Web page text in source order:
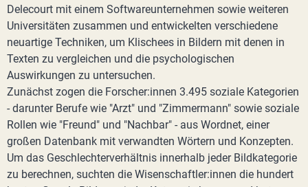
Delecourt mit einem Softwareunternehmen sowie weiteren
Universitäten zusammen und entwickelten verschiedene
neuartige Techniken, um Klischees in Bildern mit denen in
Texten zu vergleichen und die psychologischen
Auswirkungen zu untersuchen.
Zunächst zogen die Forscher:innen 3.495 soziale Kategorien
- darunter Berufe wie "Arzt" und "Zimmermann" sowie soziale
Rollen wie "Freund" und "Nachbar" - aus Wordnet, einer
großen Datenbank mit verwandten Wörtern und Konzepten.
Um das Geschlechterverhältnis innerhalb jeder Bildkategorie
zu berechnen, suchten die Wisenschaftler:innen die hundert